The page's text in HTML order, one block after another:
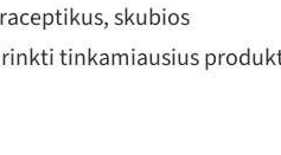
skubios
tinkamiausius